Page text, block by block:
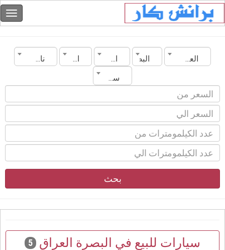
العراق البصرة الماركة الموديل
ناقل الحركة
سنة الصنع
بحث
سيارات للبيع في البصرة العراق 5